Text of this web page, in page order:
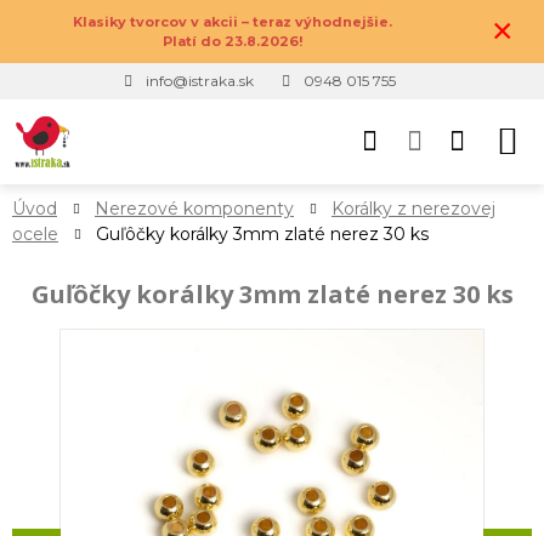
Klasiky tvorcov v akcii – teraz výhodnejšie.
Platí do 23.8.2026!
×
info@istraka.sk 0948 015 755
Úvod Nerezové komponenty
Korálky z nerezovej
ocele
Guľôčky korálky 3mm zlaté nerez 30 ks
Guľôčky korálky 3mm zlaté nerez 30 ks